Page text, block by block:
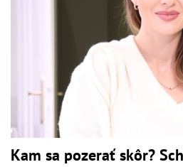
Kam sa pozerať skôr?